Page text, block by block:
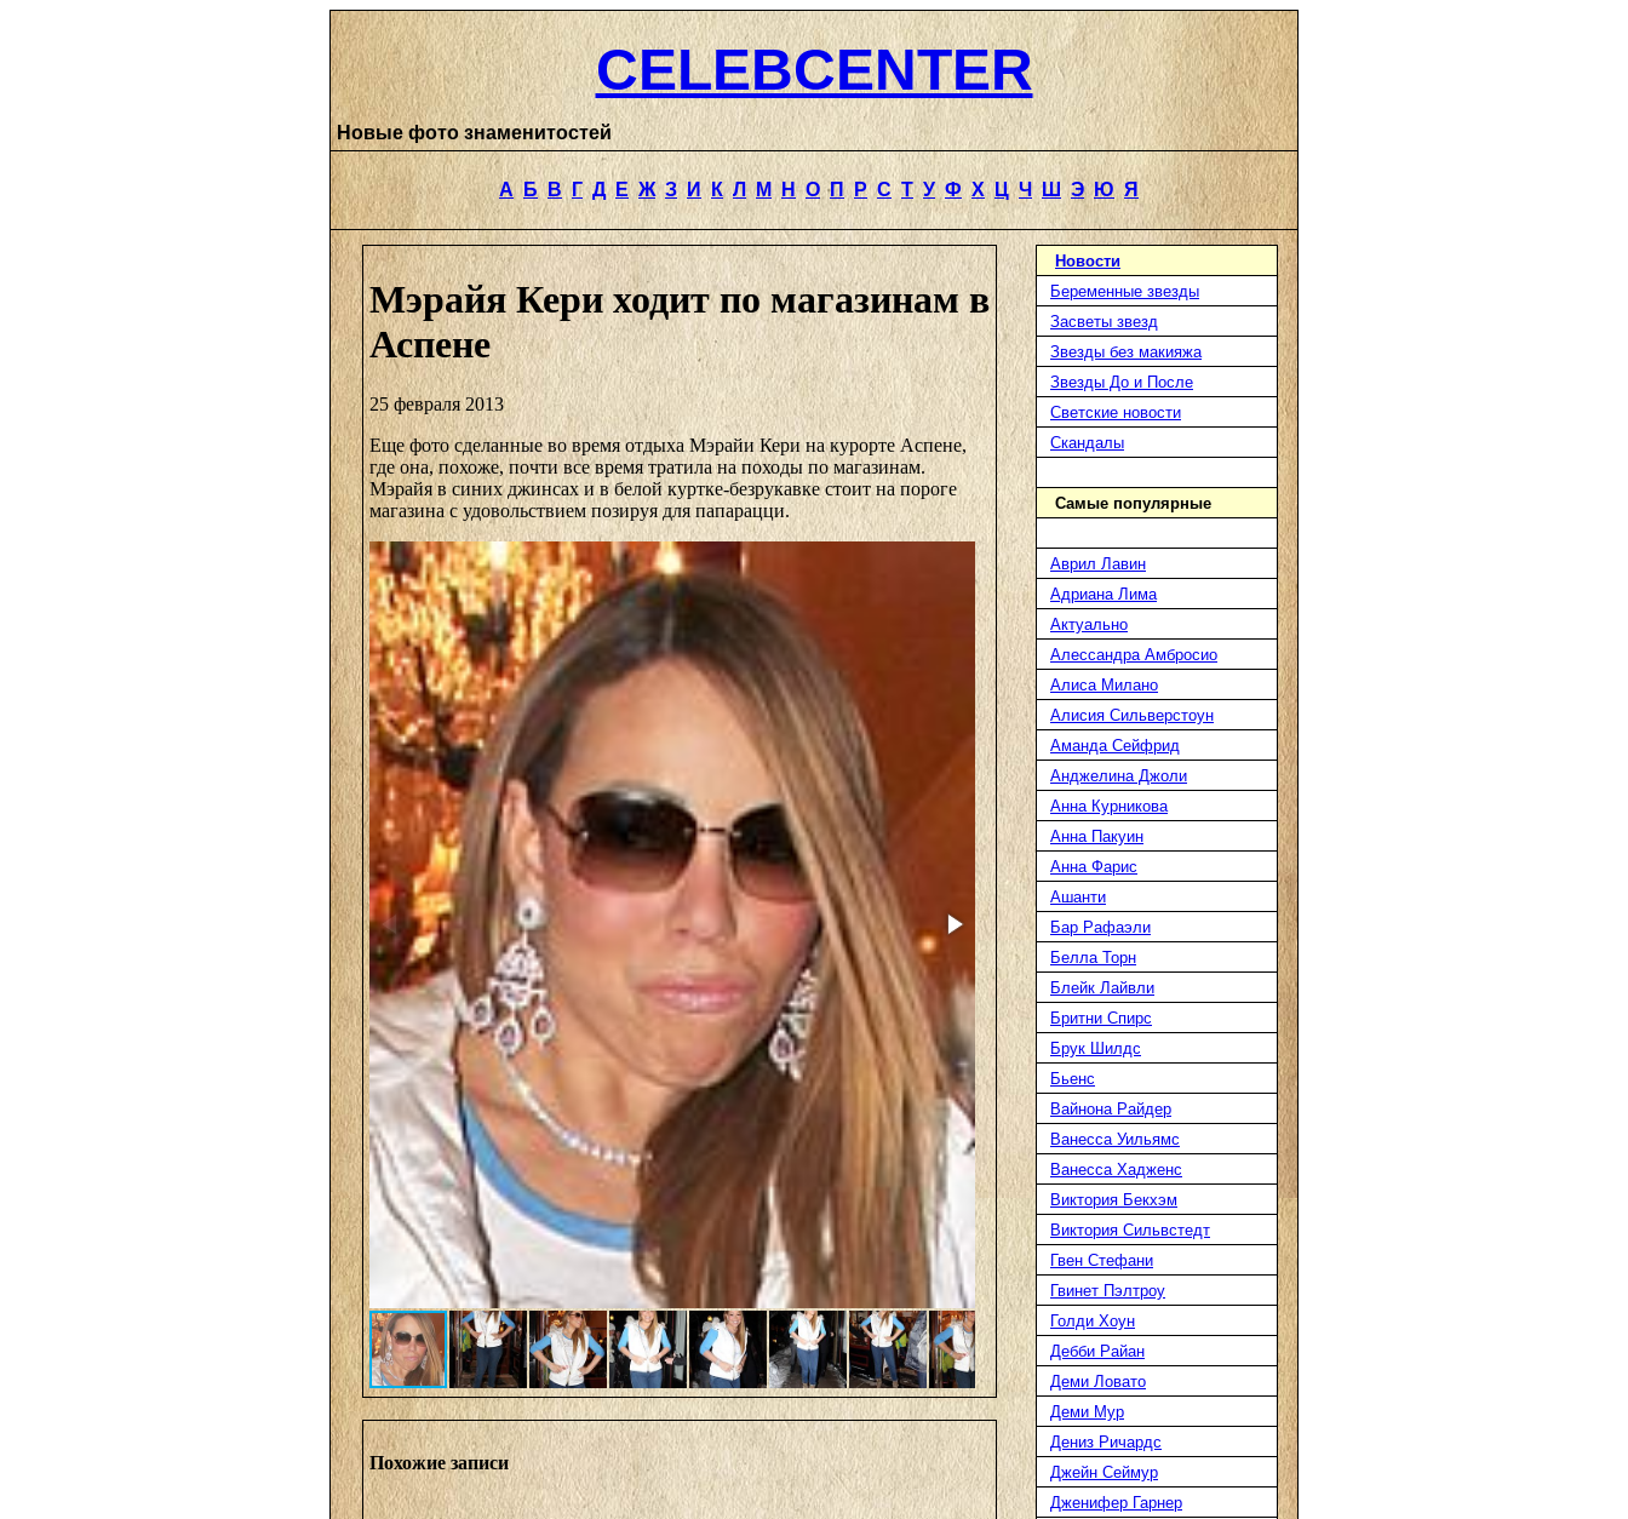
CELEBCENTER
Новые фото знаменитостей
А Б В Г Д Е Ж З И К Л М Н О П Р С Т У Ф Х Ц Ч Ш Э Ю Я
Мэрайя Кери ходит по магазинам в
Аспене
25 февраля 2013
Еще фото сделанные во время отдыха Мэрайи Кери на курорте Аспене,
где она, похоже, почти все время тратила на походы по магазинам.
Мэрайя в синих джинсах и в белой куртке-безрукавке стоит на пороге
магазина с удовольствием позируя для папарацци.
Похожие записи
Новости
Беременные звезды
Засветы звезд
Звезды без макияжа
Звезды До и После
Светские новости
Скандалы
Самые популярные
Аврил Лавин
Адриана Лима
Актуально
Алессандра Амбросио
Алиса Милано
Алисия Сильверстоун
Аманда Сейфрид
Анджелина Джоли
Анна Курникова
Анна Пакуин
Анна Фарис
Ашанти
Бар Рафаэли
Белла Торн
Блейк Лайвли
Бритни Спирс
Брук Шилдс
Бьенс
Вайнона Райдер
Ванесса Уильямс
Ванесса Хадженс
Виктория Бекхэм
Виктория Сильвстедт
Гвен Стефани
Гвинет Пэлтроу
Голди Хоун
Дебби Райан
Деми Ловато
Деми Мур
Дениз Ричардс
Джейн Сеймур
Дженифер Гарнер